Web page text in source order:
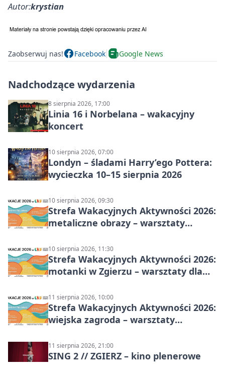
Autor:krystian
Zaobserwuj nas! Facebook Google News
Nadchodzące wydarzenia
8 sierpnia 2026, 17:00
Linia 16 i Norbelana – wakacyjny
koncert
10 sierpnia 2026, 07:00
Londyn – śladami Harry’ego Pottera:
wycieczka 10–15 sierpnia 2026
10 sierpnia 2026, 09:30
Strefa Wakacyjnych Aktywności 2026:
metaliczne obrazy – warsztaty
10 sierpnia 2026, 11:30
Strefa Wakacyjnych Aktywności 2026:
motanki w Zgierzu – warsztaty dla
11 sierpnia 2026, 10:00
Strefa Wakacyjnych Aktywności 2026:
wiejska zagroda – warsztaty
11 sierpnia 2026, 21:00
SING 2 // ZGIERZ – kino plenerowe